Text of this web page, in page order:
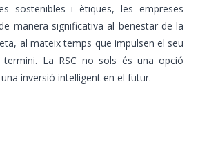
sostenibles i ètiques, les empreses
manera significativa al benestar de la
al mateix temps que impulsen el seu
La RSC no sols és una opció
inversió intel·ligent en el futur.